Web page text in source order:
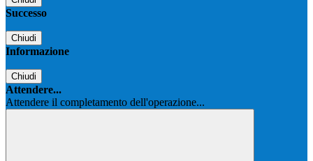
Successo
Chiudi
Informazione
Chiudi
Attendere...
Attendere il completamento dell'operazione...